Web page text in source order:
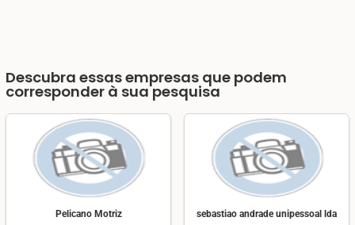
Descubra essas empresas que podem
corresponder à sua pesquisa
Pelicano Motriz sebastiao andrade unipessoal lda